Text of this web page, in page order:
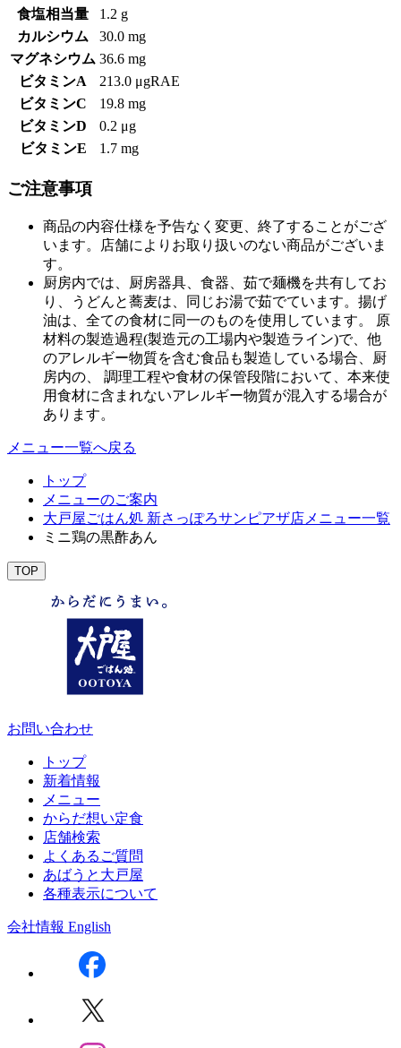
食塩相当量
1.2 g
カルシウム
30.0 mg
マグネシウム 36.6 mg
ビタミンA
213.0 μgRAE
ビタミンC
19.8 mg
ビタミンD
0.2 μg
ビタミンE
1.7 mg
ご注意事項
商品の内容仕様を予告なく変更、終了することがござ
います。店舗によりお取り扱いのない商品がございま
す。
厨房内では、厨房器具、食器、茹で麺機を共有してお
り、うどんと蕎麦は、同じお湯で茹でています。揚げ
油は、全ての食材に同一のものを使用しています。 原
材料の製造過程(製造元の工場内や製造ライン)で、他
のアレルギー物質を含む食品も製造している場合、厨
房内の、 調理工程や食材の保管段階において、本来使
用食材に含まれないアレルギー物質が混入する場合が
あります。
メニュー一覧へ戻る
トップ
メニューのご案内
大戸屋ごはん処 新さっぽろサンピアザ店メニュー一覧
ミニ鶏の黒酢あん
TOP
お問い合わせ
トップ
新着情報
メニュー
からだ想い定食
店舗検索
よくあるご質問
あばうと大戸屋
各種表示について
会社情報 English